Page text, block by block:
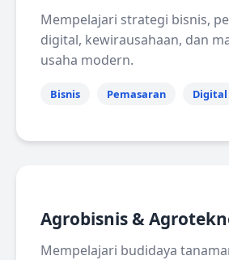
Mempelajari strategi bisnis,
digital, kewirausahaan, dan
usaha modern.
Bisnis Pemasaran Digital
Agrobisnis &
Mempelajari budidaya